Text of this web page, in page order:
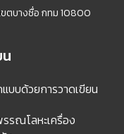
ขตบางซื่อ กทม 10800
บบด้วยการวาดเขียน
รณโลหะเครื่อง